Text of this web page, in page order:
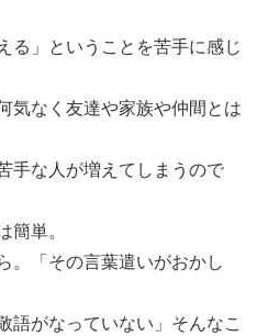
る」ということを苦手に感じ
気なく友達や家族や仲間とは
手な人が増えてしまうので
単。
。「その言葉遣いがおかし
語がなっていない」 そんなこ